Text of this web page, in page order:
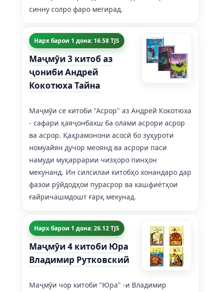
синну солро фаро мегирад.
Нарх барои 1 дона: 16.58 TJS
Маҷмӯи 3 китоб аз
ҷониби Андрей
Кокотюха Тайна
Маҷмӯи се китоби "Асрор" аз Андрей Кокотюха
- сафари ҳаяҷонбахш ба олами асрори асрор
ва асрор. Қаҳрамонони асосӣ бо зуҳуроти
номуайян дучор меоянд ва асрори паси
намуди муқаррарии чизҳоро пинҳон
мекунанд. Ин силсилаи китобҳо хонандаро дар
фазои рӯйдодҳои пурасрор ва кашфиётҳои
ғайричашмдошт ғарқ мекунад.
Нарх барои 1 дона: 26.12 TJS
Маҷмӯи 4 китоби Юра
Владимир Рутковский
Маҷмӯи чор китоби "Юра" -и Владимир